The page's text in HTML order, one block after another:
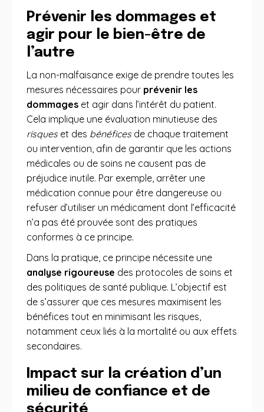
Prévenir les dommages et
agir pour le bien-être de
l’autre
La non-malfaisance exige de prendre toutes les
mesures nécessaires pour prévenir les
dommages et agir dans l’intérêt du patient.
Cela implique une évaluation minutieuse des
risqueset des bénéficesde chaque traitement
ou intervention, afin de garantir que les actions
médicales ou de soins ne causent pas de
préjudice inutile. Par exemple, arrêter une
médication connue pour être dangereuse ou
refuser d’utiliser un médicament dont l’efficacité
n’a pas été prouvée sont des pratiques
conformes à ce principe.
Dans la pratique, ce principe nécessite une
analyse rigoureuse des protocoles de soins et
des politiques de santé publique. L’objectif est
de s’assurer que ces mesures maximisent les
bénéfices tout en minimisant les risques,
notamment ceux liés à la mortalité ou aux effets
secondaires.
Impact sur la création d’un
milieu de confiance et de